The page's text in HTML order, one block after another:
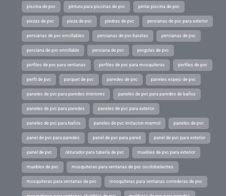
piscina de pvc pintura para piscinas de pvc pintar piscina de pvc
piezas de pvc pieza de pvc piedras de pvc persianas de pvc para exterior
persianas de pvc enrollables persianas de pvc baratas persianas de pvc
persiana de pvc enrollable persiana de pvc pergolas de pvc
perfiles de pvc para ventanas perfiles de pvc para mosquiteras perfiles de pvc
perfil de pvc parquet de pvc paredes de pvc paneles espejo de pvc
paneles de pvc para paredes interiores paneles de pvc para paredes de baños
paneles de pvc para paredes paneles de pvc para exterior
paneles de pvc para baños paneles de pvc imitacion marmol paneles de pvc
panel de pvc para paredes panel de pvc para pared panel de pvc para exterior
panel de pvc obturador para tubería de pvc muebles de pvc para exterior
muebles de pvc mosquiteras para ventanas de pvc oscilobatientes
mosquiteras para ventanas de pvc mosquiteras para ventanas correderas de pvc